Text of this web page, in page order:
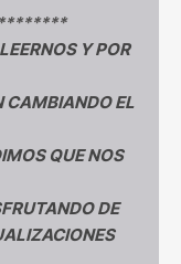
Y POR
CAMBIANDO EL
QUE NOS
DE